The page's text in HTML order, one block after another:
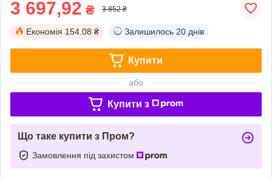
3 697,92 ₴ 3 852 ₴
Економія 154.08 ₴ Залишилось 20 днів
Купити
або
Купити з
Що таке купити з Пром?
Замовлення під захистом